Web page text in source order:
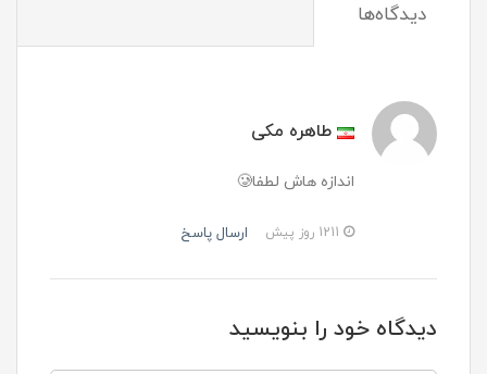
دیدگاه‌ها
طاهره مکی
اندازه هاش لطفا🥲
ارسال پاسخ
دیدگاه خود را بنویسید